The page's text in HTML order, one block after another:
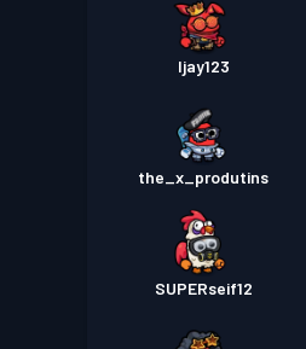
Ijay123
the_x_produtins
SUPERseif12